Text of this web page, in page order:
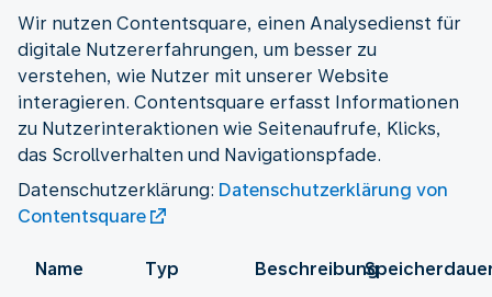
Wir nutzen Contentsquare, einen Analysedienst für
digitale Nutzererfahrungen, um besser zu
verstehen, wie Nutzer mit unserer Website
interagieren. Contentsquare erfasst Informationen
zu Nutzerinteraktionen wie Seitenaufrufe, Klicks,
das Scrollverhalten und Navigationspfade.
Datenschutzerklärung: Datenschutzerklärung von
Contentsquare
Name Typ Beschreibung